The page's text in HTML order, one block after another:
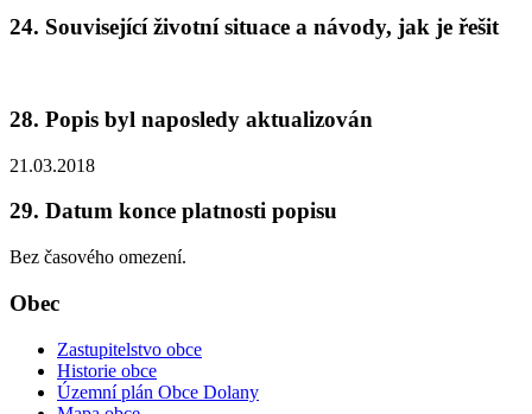
24. Související životní situace a návody, jak je řešit
28. Popis byl naposledy aktualizován
21.03.2018
29. Datum konce platnosti popisu
Bez časového omezení.
Obec
Zastupitelstvo obce
Historie obce
Územní plán Obce Dolany